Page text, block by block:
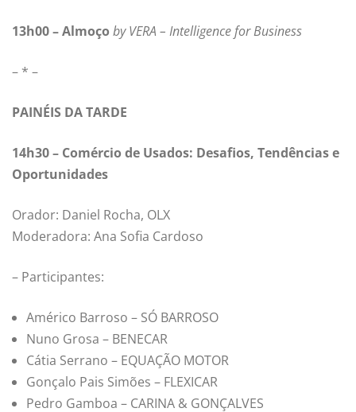
13h00 – Almoço by VERA – Intelligence for Business
– * –
PAINÉIS DA TARDE
14h30 – Comércio de Usados: Desafios, Tendências e
Oportunidades
Orador: Daniel Rocha, OLX
Moderadora: Ana Sofia Cardoso
– Participantes:
Américo Barroso – SÓ BARROSO
Nuno Grosa – BENECAR
Cátia Serrano – EQUAÇÃO MOTOR
Gonçalo Pais Simões – FLEXICAR
Pedro Gamboa – CARINA & GONÇALVES